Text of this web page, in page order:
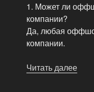
1. Может ли
компании?
Да, любая
компании.
Читать далее